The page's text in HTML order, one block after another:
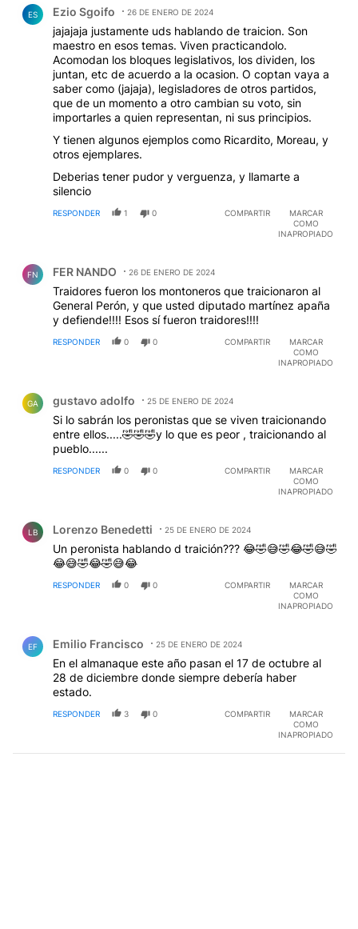
ES Ezio Sgoifo 26 DE ENERO DE 2024
jajajaja justamente uds hablando de traicion. Son
maestro en esos temas. Viven practicandolo.
Acomodan los bloques legislativos, los dividen, los
juntan, etc de acuerdo a la ocasion. O coptan vaya a
saber como (jajaja), legisladores de otros partidos,
que de un momento a otro cambian su voto, sin
importarles a quien representan, ni sus principios.
Y tienen algunos ejemplos como Ricardito, Moreau, y
otros ejemplares.
Deberias tener pudor y verguenza, y llamarte a
silencio
RESPONDER 1 0 COMPARTIR
MARCAR
COMO
INAPROPIADO
FN FER NANDO 26 DE ENERO DE 2024
Traidores fueron los montoneros que traicionaron al
General Perón, y que usted diputado martínez apaña
y defiende!!!! Esos sí fueron traidores!!!!
RESPONDER 0 0 COMPARTIR
MARCAR
COMO
INAPROPIADO
GA gustavo adolfo 25 DE ENERO DE 2024
Si lo sabrán los peronistas que se viven traicionando
entre ellos.....🤣🤣🤣y lo que es peor , traicionando al
pueblo......
RESPONDER 0 0 COMPARTIR
MARCAR
COMO
INAPROPIADO
LB Lorenzo Benedetti 25 DE ENERO DE 2024
Un peronista hablando d traición??? 😂🤣😅🤣😂🤣😅🤣
😂😅🤣😂🤣😅😂
RESPONDER 0 0 COMPARTIR
MARCAR
COMO
INAPROPIADO
EF Emilio Francisco 25 DE ENERO DE 2024
En el almanaque este año pasan el 17 de octubre al
28 de diciembre donde siempre debería haber
estado.
RESPONDER 3 0 COMPARTIR
MARCAR
COMO
INAPROPIADO